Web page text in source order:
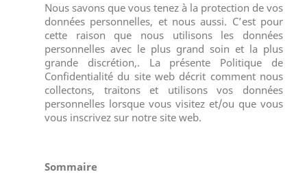
Nous savons que vous tenez à la protection de vos
données personnelles, et nous aussi. C’est pour
cette raison que nous utilisons les données
personnelles avec le plus grand soin et la plus
grande discrétion,. La présente Politique de
Confidentialité du site web décrit comment nous
collectons, traitons et utilisons vos données
personnelles lorsque vous visitez et/ou que vous
vous inscrivez sur notre site web.
Sommaire